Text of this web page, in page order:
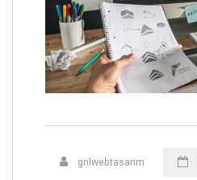
gnlwebtasarim